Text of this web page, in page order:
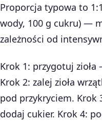
Proporcja typowa to
wody, 100 g cukru) —
zależności od
Krok 1: przygotuj
Krok 2: zalej zioła
pod przykryciem. Krok
dodaj cukier. Krok 4: